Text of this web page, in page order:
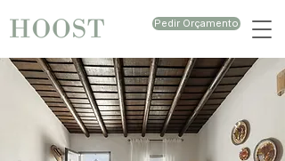
Pedir Orçamento